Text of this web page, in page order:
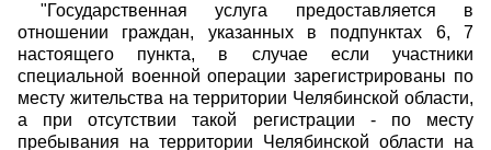
"Государственная услуга предоставляется в
отношении граждан, указанных в подпунктах 6, 7
настоящего пункта, в случае если участники
специальной военной операции зарегистрированы по
месту жительства на территории Челябинской области,
а при отсутствии такой регистрации - по месту
пребывания на территории Челябинской области на